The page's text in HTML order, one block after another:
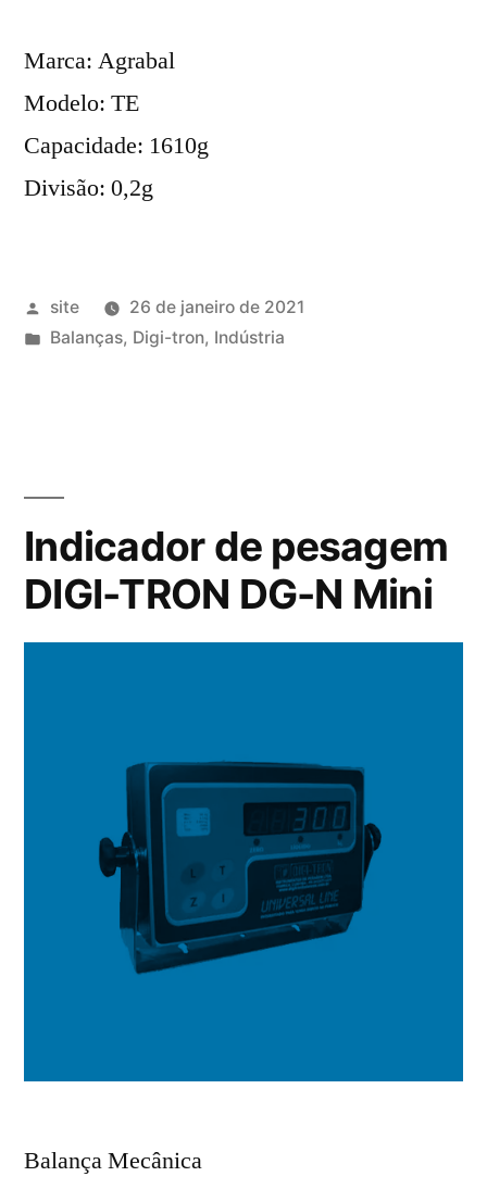
Marca: Agrabal
Modelo: TE
Capacidade: 1610g
Divisão: 0,2g
Publicado
por
site
26 de janeiro de 2021
Publicado
Balanças, Digi-tron, Indústria
Indicador de pesagem
DIGI-TRON DG-N Mini
Balança Mecânica